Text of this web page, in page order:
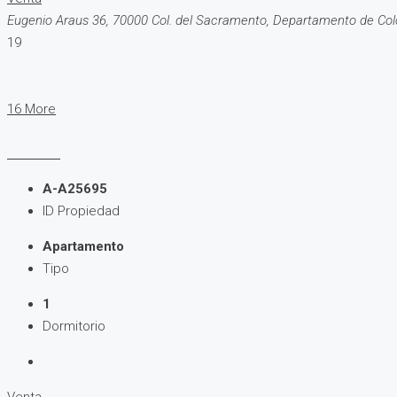
Eugenio Araus 36, 70000 Col. del Sacramento, Departamento de
19
16 More
A-A25695
ID Propiedad
Apartamento
Tipo
1
Dormitorio